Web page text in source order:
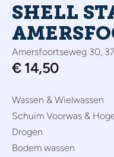
SHELL
Amersfoortseweg 30,
Wassen & Wielwassen
Schuim Voorwas &
Drogen
Bodem wassen
€14,50